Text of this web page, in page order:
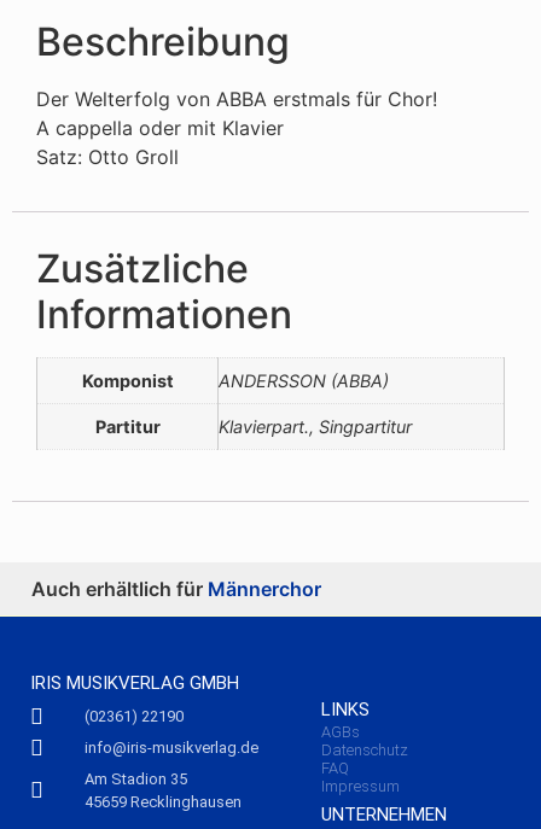
Beschreibung
Der Welterfolg von ABBA erstmals für Chor!
A cappella oder mit Klavier
Satz: Otto Groll
Zusätzliche
Informationen
Komponist ANDERSSON (ABBA)
Partitur Klavierpart., Singpartitur
Auch erhältlich für Männerchor
IRIS MUSIKVERLAG GMBH
(02361) 22190
info@iris-musikverlag.de
Am Stadion 35
45659 Recklinghausen
LINKS
AGBs
Datenschutz
FAQ
Impressum
UNTERNEHMEN